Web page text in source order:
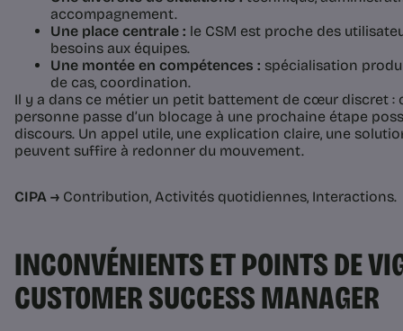
accompagnement.
Une place centrale : le CSM est proche des
besoins aux équipes.
Une montée en compétences : spécialisation
de cas, coordination.
Il y a dans ce métier un petit battement de cœur discret :
personne passe d’un blocage à une prochaine étape
discours. Un appel utile, une explication claire, une
peuvent suffire à redonner du mouvement.
CIPA → Contribution, Activités quotidiennes, Interactions.
INCONVÉNIENTS ET POINTS DE
CUSTOMER SUCCESS MANAGER